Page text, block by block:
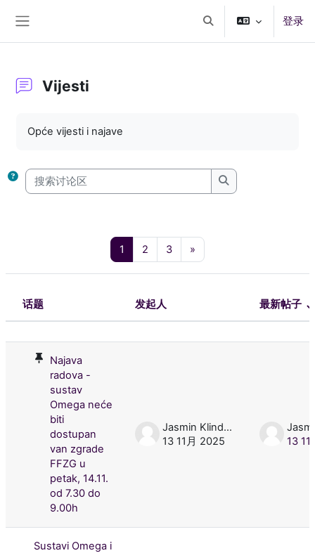
切换搜索输入 登录
Vijesti
Opće vijesti i najave
搜索讨论区
搜索讨论区
1 2 页 23页 3»
状态
话题 发起人 最新帖子
Najava
radova -
sustav
Omega neće
biti
dostupan
van zgrade
FFZG u
petak, 14.11.
od 7.30 do
9.00h
Jasmin Klindžić
13 11月 2025
13
Sustavi Omega i